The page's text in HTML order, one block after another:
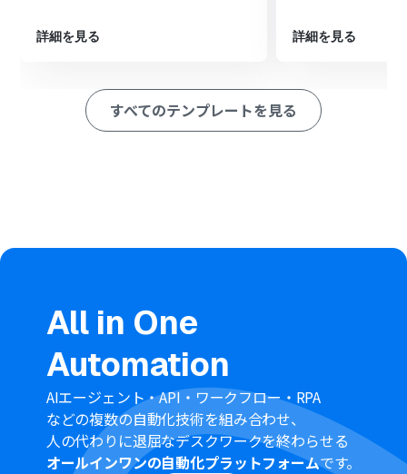
■このワークフローのカスタムポイント
通知メッセージの本文は自由に編集でき、契約書の件名や
更新後のステータスなど、トリガーで取得した情報を組み
込んで送信できます。
般法人向けプラン（Microsoft365 Business）があり、一
詳細を見る 詳細を見る
すべてのテンプレートを見る
All in One
Automation
AIエージェント・API・ワークフロー・RPA
などの複数の自動化技術を組み合わせ、
人の代わりに退屈なデスクワークを終わらせる
オールインワンの自動化プラットフォームです。